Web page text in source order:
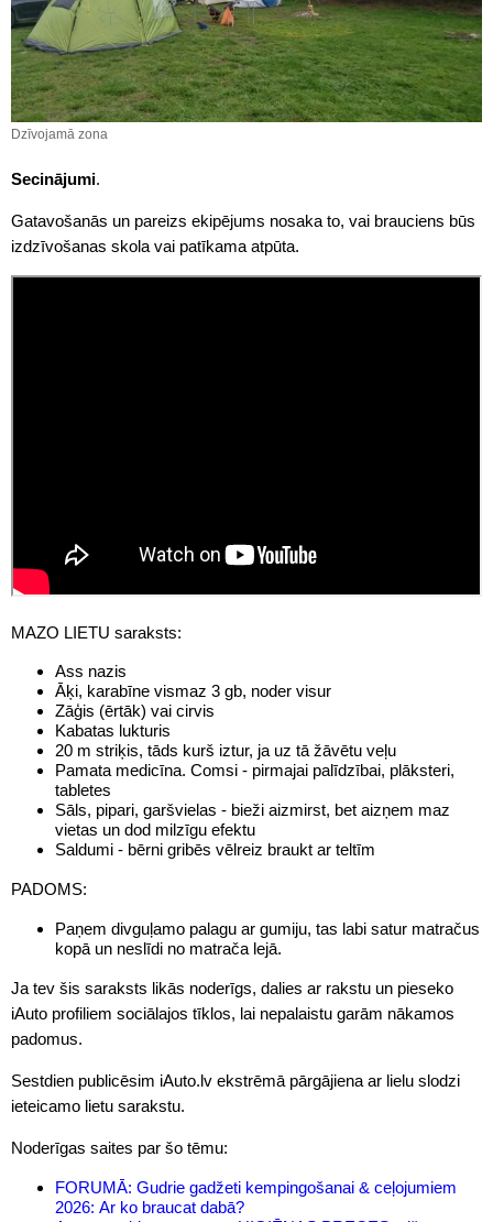
Dzīvojamā zona
Secinājumi.
Gatavošanās un pareizs ekipējums nosaka to, vai brauciens būs
izdzīvošanas skola vai patīkama atpūta.
MAZO LIETU saraksts:
Ass nazis
Āķi, karabīne vismaz 3 gb, noder visur
Zāģis (ērtāk) vai cirvis
Kabatas lukturis
20 m striķis, tāds kurš iztur, ja uz tā žāvētu veļu
Pamata medicīna. Comsi - pirmajai palīdzībai, plāksteri,
tabletes
Sāls, pipari, garšvielas - bieži aizmirst, bet aizņem maz
vietas un dod milzīgu efektu
Saldumi - bērni gribēs vēlreiz braukt ar teltīm
PADOMS:
Paņem divguļamo palagu ar gumiju, tas labi satur matračus
kopā un neslīdi no matrača lejā.
Ja tev šis saraksts likās noderīgs, dalies ar rakstu un pieseko
iAuto profiliem sociālajos tīklos, lai nepalaistu garām nākamos
padomus.
Sestdien publicēsim iAuto.lv ekstrēmā pārgājiena ar lielu slodzi
ieteicamo lietu sarakstu.
Noderīgas saites par šo tēmu:
FORUMĀ: Gudrie gadžeti kempingošanai & ceļojumiem
2026: Ar ko braucat dabā?